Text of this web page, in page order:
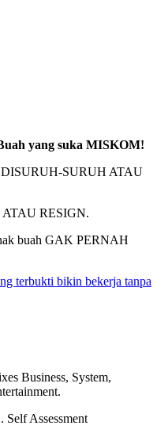
yang suka MISKOM!
SURUH ATAU
RESIGN.
buah GAK PERNAH
terbukti bikin bekerja tanpa
Business, System,
Self Assessment